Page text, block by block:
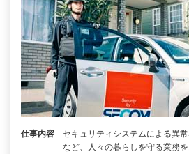
仕事内容
セキュリティシステムによる異
など、人々の暮らしを守る業務